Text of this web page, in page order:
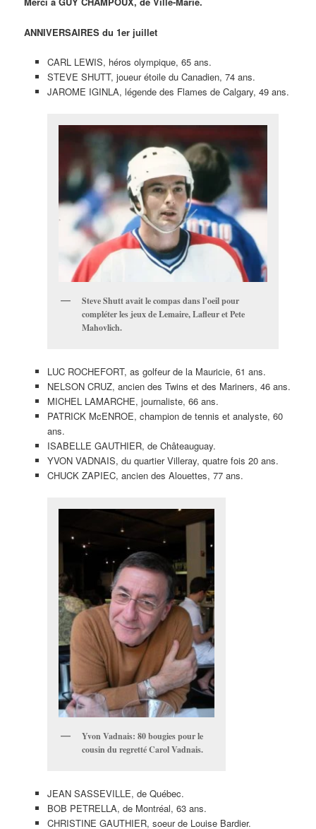
ANNIVERSAIRES du 1er juillet
CARL LEWIS, héros olympique, 65 ans.
STEVE SHUTT, joueur étoile du Canadien, 74 ans.
JAROME IGINLA, légende des Flames de Calgary, 49 ans.
Steve Shutt avait le compas dans l’oeil pour
compléter les jeux de Lemaire, Lafleur et Pete
Mahovlich.
LUC ROCHEFORT, as golfeur de la Mauricie, 61 ans.
NELSON CRUZ, ancien des Twins et des Mariners, 46 ans.
MICHEL LAMARCHE, journaliste, 66 ans.
PATRICK McENROE, champion de tennis et analyste, 60
ans.
ISABELLE GAUTHIER, de Châteauguay.
YVON VADNAIS, du quartier Villeray, quatre fois 20 ans.
CHUCK ZAPIEC, ancien des Alouettes, 77 ans.
Yvon Vadnais: 80 bougies pour le
cousin du regretté Carol Vadnais.
JEAN SASSEVILLE, de Québec.
BOB PETRELLA, de Montréal, 63 ans.
CHRISTINE GAUTHIER, soeur de Louise Bardier.